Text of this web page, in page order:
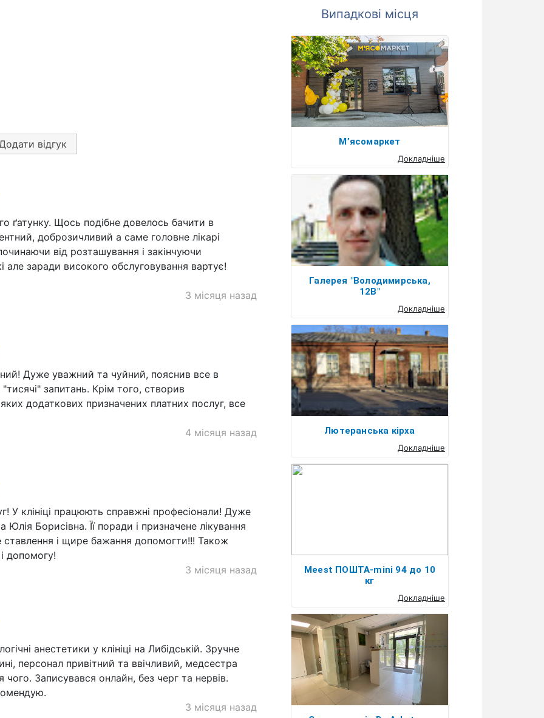
відгук
ґатунку. Щось подібне довелось бачити в
доброзичливий а саме головне лікарі
від розташування і закінчуючи
заради високого обслуговування вартує!
3 місяця назад
Дуже уважний та чуйний, пояснив все в
"тисячі" запитань. Крім того, створив
додаткових призначених платних послуг, все
4 місяця назад
У клініці працюють справжні професіонали! Дуже
Борисівна. Її поради і призначене лікування
і щире бажання допомогти!!! Також
допомогу!
3 місяця назад
анестетики у клініці на Либідській. Зручне
персонал привітний та ввічливий, медсестра
Записувався онлайн, без черг та нервів.
3 місяця назад
Випадкові місця
М’ясомаркет
Докладніше
Галерея "Володимирська,
12В"
Докладніше
Лютеранська кірха
Докладніше
Meest ПОШТА-mini 94 до 10
кг
Докладніше